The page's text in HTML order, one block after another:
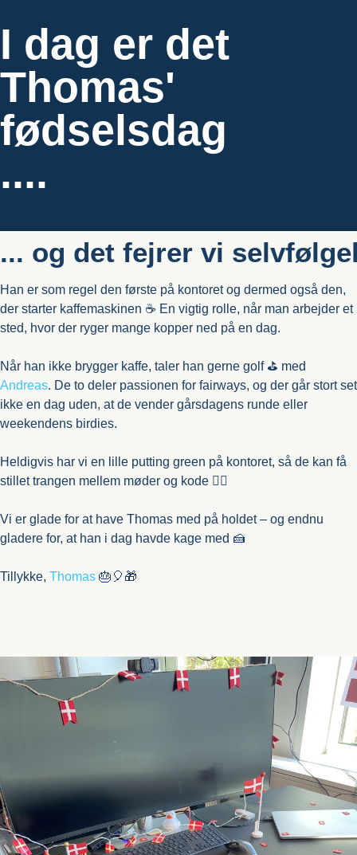
I dag er det
Thomas'
fødselsdag
....
... og det fejrer vi
Han er som regel den første på kontoret og dermed også den,
der starter kaffemaskinen ☕ En vigtig rolle, når man arbejder et
sted, hvor der ryger mange kopper ned på en dag.
Når han ikke brygger kaffe, taler han gerne golf ⛳ med
Andreas. De to deler passionen for fairways, og der går stort set
ikke en dag uden, at de vender gårsdagens runde eller
weekendens birdies.
Heldigvis har vi en lille putting green på kontoret, så de kan få
stillet trangen mellem møder og kode 🏌️‍♂️
Vi er glade for at have Thomas med på holdet – og endnu
gladere for, at han i dag havde kage med 🍰
Tillykke, Thomas 🎂🎈🎁